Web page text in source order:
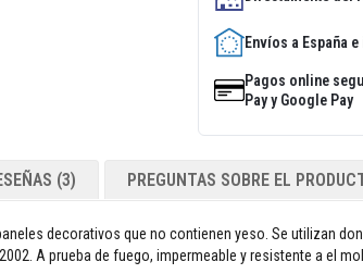
Envíos a España
Pagos online
Pay y Google Pay
decorativos que no contienen yeso. Se utilizan
A prueba de fuego, impermeable y resistente a el
3 PREGUNTAS SOBRE EL